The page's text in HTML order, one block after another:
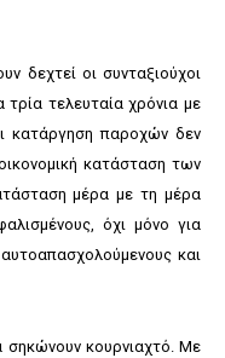
δεχτεί οι συνταξιούχοι
τρία τελευταία χρόνια με
κατάργηση παροχών δεν
κατάσταση των
μέρα με τη μέρα
όχι μόνο για
και
σηκώνουν κουρνιαχτό. Με